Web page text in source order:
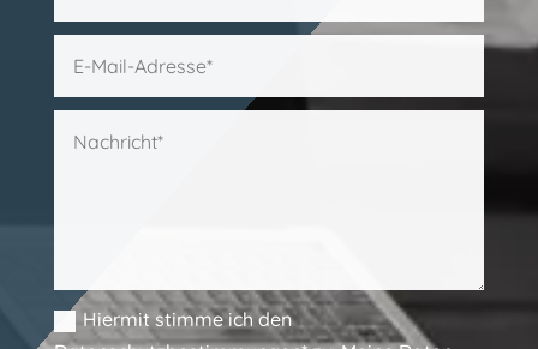
Hiermit stimme ich den